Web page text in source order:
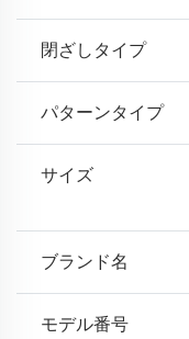
閉ざしタイプ
パターンタイプ
サイズ
ブランド名
モデル番号